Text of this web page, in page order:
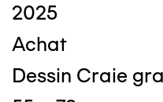
2025
Achat
Dessin Craie